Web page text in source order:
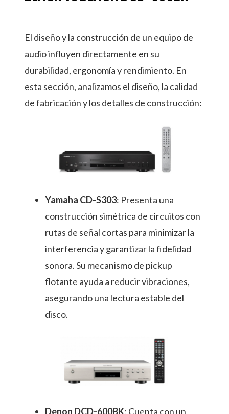
El diseño y la construcción de un equipo de
audio influyen directamente en su
durabilidad, ergonomía y rendimiento. En
esta sección, analizamos el diseño, la calidad
de fabricación y los detalles de construcción:
Yamaha CD-S303: Presenta una
construcción simétrica de circuitos con
rutas de señal cortas para minimizar la
interferencia y garantizar la fidelidad
sonora. Su mecanismo de pickup
flotante ayuda a reducir vibraciones,
asegurando una lectura estable del
disco.
Denon DCD-600BK: Cuenta con un